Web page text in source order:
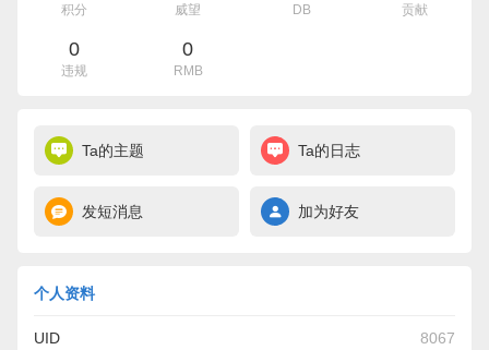
积分 威望 DB 贡献
0
违规
0
RMB
Ta的主题 Ta的日志
发短消息 加为好友
个人资料
UID 8067